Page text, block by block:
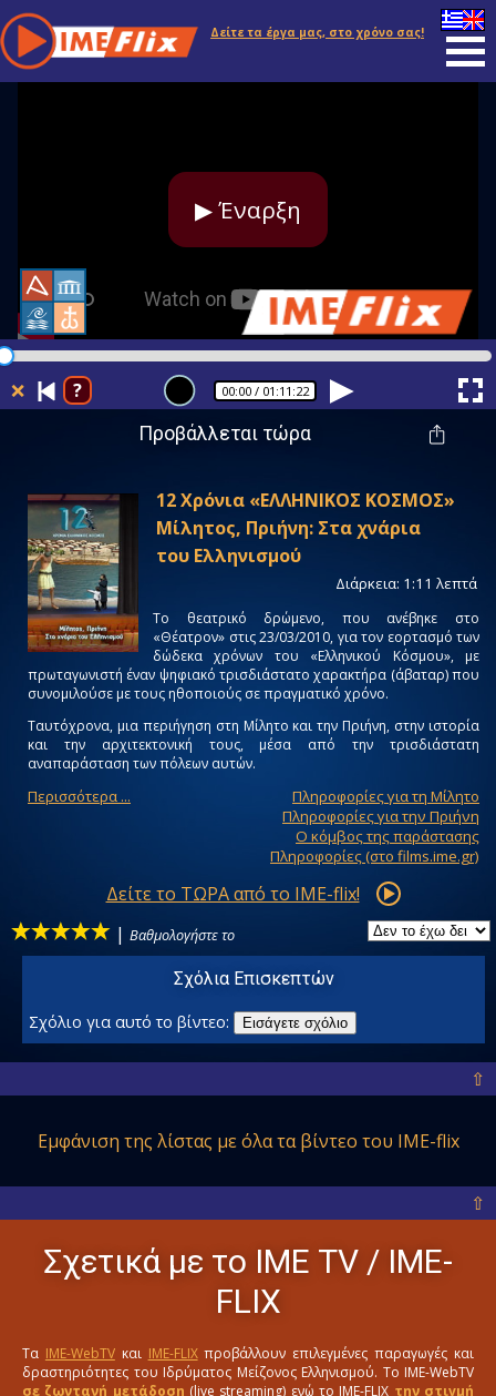
Δείτε τα έργα μας, στο χρόνο σας!
▶ Έναρξη
❌ ? 00:00 / 01:11:22
Προβάλλεται τώρα
12 Χρόνια «ΕΛΛΗΝΙΚΟΣ ΚΟΣΜΟΣ»
Μίλητος, Πριήνη: Στα χνάρια
του Ελληνισμού
Διάρκεια: 1:11 λεπτά
Το θεατρικό δρώμενο, που ανέβηκε στο
«Θέατρον» στις 23/03/2010, για τον εορτασμό των
δώδεκα χρόνων του «Ελληνικού Κόσμου», με
πρωταγωνιστή έναν ψηφιακό τρισδιάστατο χαρακτήρα (άβαταρ) που
συνομιλούσε με τους ηθοποιούς σε πραγματικό χρόνο.
Ταυτόχρονα, μια περιήγηση στη Μίλητο και την Πριήνη, στην ιστορία
και την αρχιτεκτονική τους, μέσα από την τρισδιάστατη
αναπαράσταση των πόλεων αυτών.
Περισσότερα ...
Πληροφορίες για τη Μίλητο
Πληροφορίες για την Πριήνη
Ο κόμβος της παράστασης
Πληροφορίες (στο films.ime.gr)
Δείτε το ΤΩΡΑ από το IME-flix!
| Βαθμολογήστε το
Σχόλια Επισκεπτών
Σχόλιο για αυτό το βίντεο: Εισάγετε σχόλιο
⇧
Εμφάνιση της λίστας με όλατα βίντεο του IME-flix
⇧
Σχετικά με το ΙΜΕ ΤV / IME-
FLIX
Τα IME-WebTVκαι IME-FLIXπροβάλλουν επιλεγμένες παραγωγές και
δραστηριότητες του Ιδρύματος Μείζονος Ελληνισμού. Το IME-WebTV
σε ζωντανή μετάδοση (live streaming) ενώ το IME-FLIX την στιγμή